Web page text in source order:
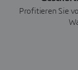
Profitieren Sie